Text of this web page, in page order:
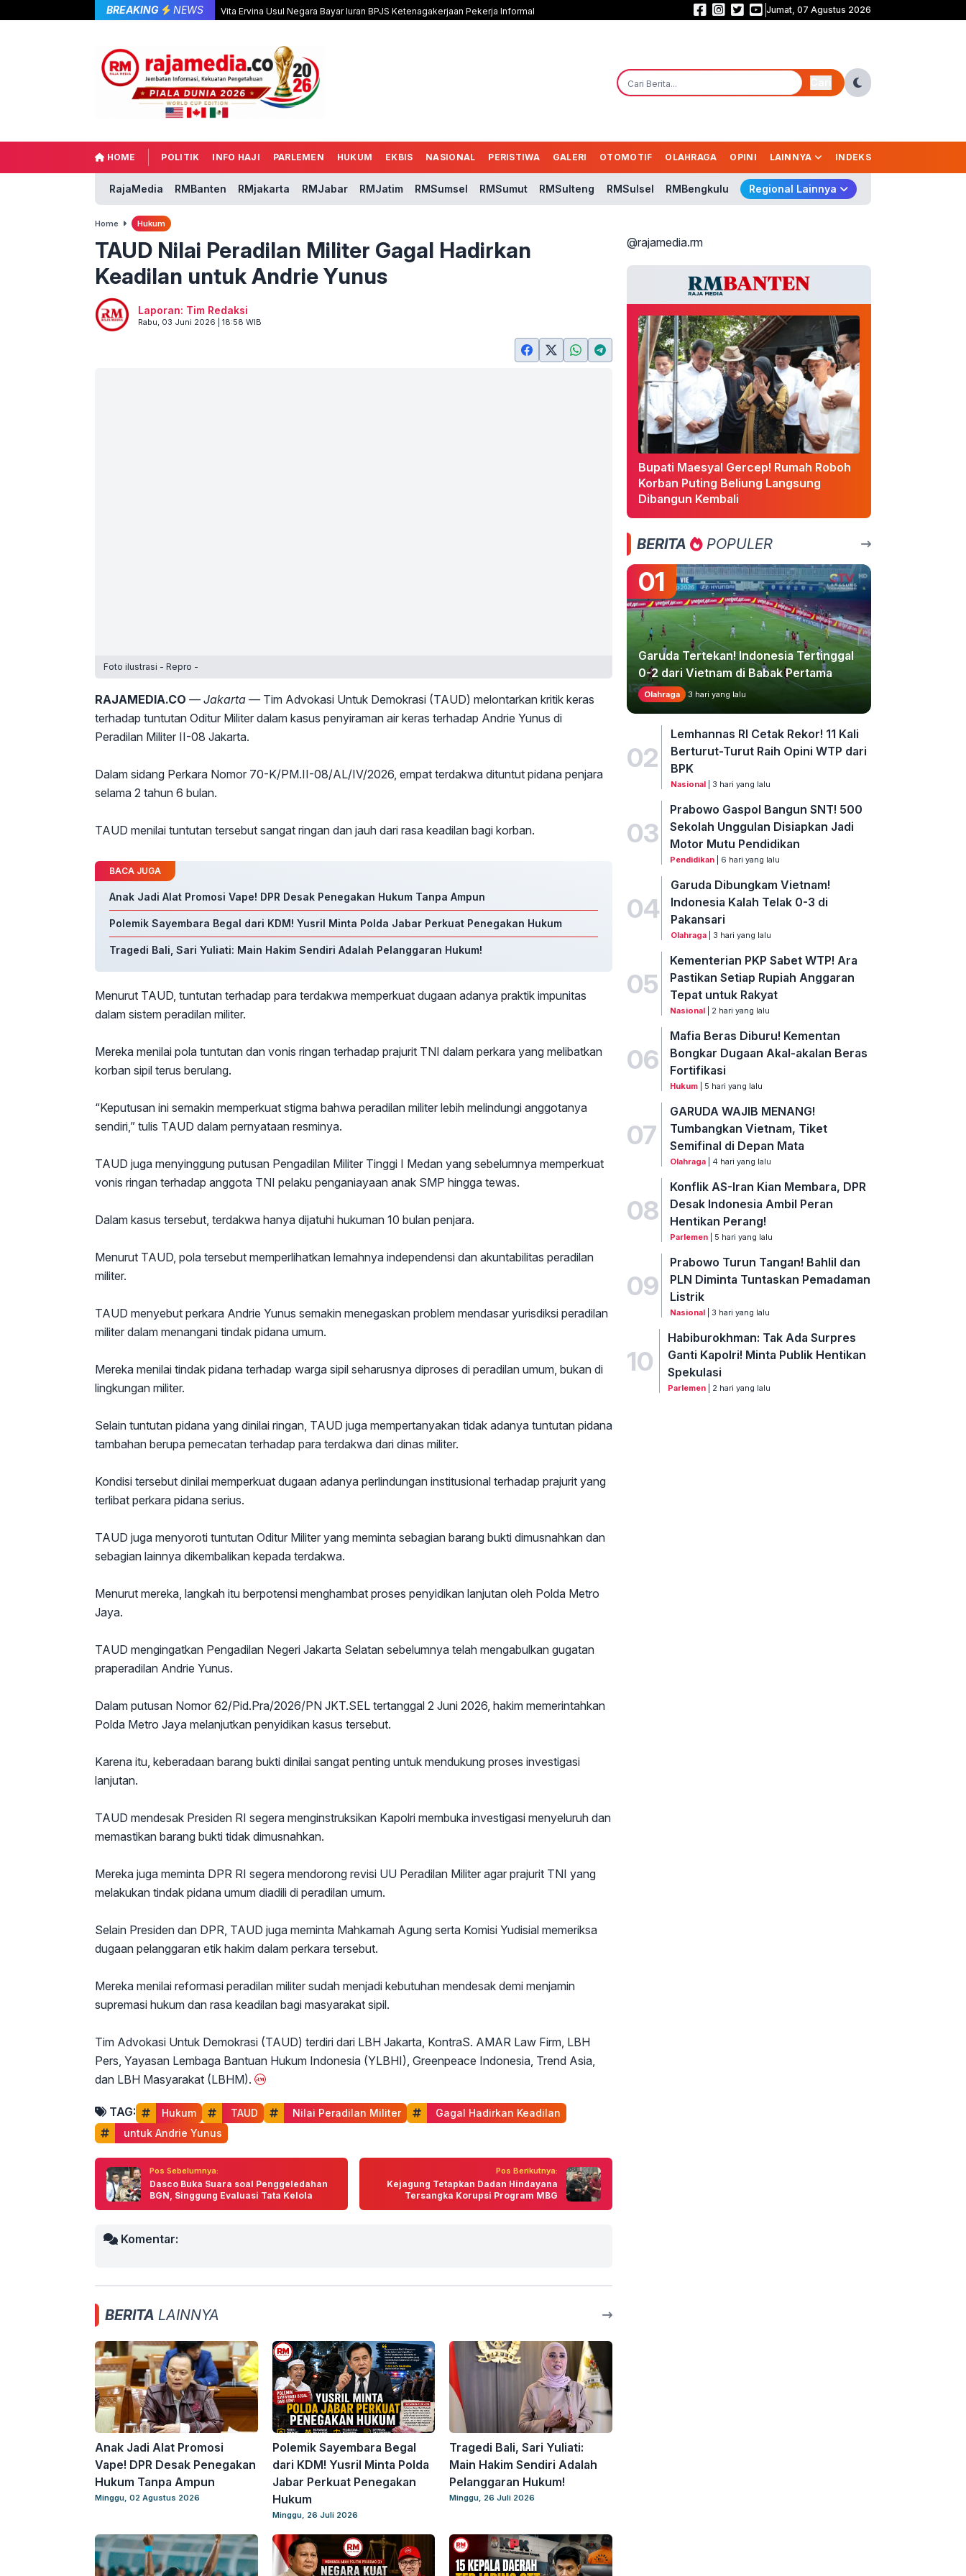
BREAKING NEWS Vita Ervina Usul Negara Bayar Iuran BPJS Ketenagakerjaan Pekerja Informal Ara Tinggalkan Legacy Besar Piala Presiden! Simbol Sportivitas,
Jumat, 07 Agustus 2026
HOME POLITIK INFO HAJI PARLEMEN HUKUM EKBIS NASIONAL PERISTIWA GALERI OTOMOTIF OLAHRAGA OPINI LAINNYA INDEKS
RajaMedia RMBanten RMjakarta RMJabar RMJatim RMSumsel RMSumut RMSulteng RMSulsel RMBengkulu Regional Lainnya
Home Hukum
TAUD Nilai Peradilan Militer Gagal Hadirkan
Keadilan untuk Andrie Yunus
Laporan: Tim Redaksi
Rabu, 03 Juni 2026 | 18:58 WIB
Foto ilustrasi - Repro -
RAJAMEDIA.CO — Jakarta — Tim Advokasi Untuk Demokrasi (TAUD) melontarkan kritik keras
terhadap tuntutan Oditur Militer dalam kasus penyiraman air keras terhadap Andrie Yunus di
Peradilan Militer II-08 Jakarta.
Dalam sidang Perkara Nomor 70-K/PM.II-08/AL/IV/2026, empat terdakwa dituntut pidana penjara
selama 2 tahun 6 bulan.
TAUD menilai tuntutan tersebut sangat ringan dan jauh dari rasa keadilan bagi korban.
BACA JUGA
Anak Jadi Alat Promosi Vape! DPR Desak Penegakan Hukum Tanpa Ampun
Polemik Sayembara Begal dari KDM! Yusril Minta Polda Jabar Perkuat Penegakan Hukum
Tragedi Bali, Sari Yuliati: Main Hakim Sendiri Adalah Pelanggaran Hukum!
Menurut TAUD, tuntutan terhadap para terdakwa memperkuat dugaan adanya praktik impunitas
dalam sistem peradilan militer.
Mereka menilai pola tuntutan dan vonis ringan terhadap prajurit TNI dalam perkara yang melibatkan
korban sipil terus berulang.
“Keputusan ini semakin memperkuat stigma bahwa peradilan militer lebih melindungi anggotanya
sendiri,” tulis TAUD dalam pernyataan resminya.
TAUD juga menyinggung putusan Pengadilan Militer Tinggi I Medan yang sebelumnya memperkuat
vonis ringan terhadap anggota TNI pelaku penganiayaan anak SMP hingga tewas.
Dalam kasus tersebut, terdakwa hanya dijatuhi hukuman 10 bulan penjara.
Menurut TAUD, pola tersebut memperlihatkan lemahnya independensi dan akuntabilitas peradilan
militer.
TAUD menyebut perkara Andrie Yunus semakin menegaskan problem mendasar yurisdiksi peradilan
militer dalam menangani tindak pidana umum.
Mereka menilai tindak pidana terhadap warga sipil seharusnya diproses di peradilan umum, bukan di
lingkungan militer.
Selain tuntutan pidana yang dinilai ringan, TAUD juga mempertanyakan tidak adanya tuntutan pidana
tambahan berupa pemecatan terhadap para terdakwa dari dinas militer.
Kondisi tersebut dinilai memperkuat dugaan adanya perlindungan institusional terhadap prajurit yang
terlibat perkara pidana serius.
TAUD juga menyoroti tuntutan Oditur Militer yang meminta sebagian barang bukti dimusnahkan dan
sebagian lainnya dikembalikan kepada terdakwa.
Menurut mereka, langkah itu berpotensi menghambat proses penyidikan lanjutan oleh Polda Metro
Jaya.
TAUD mengingatkan Pengadilan Negeri Jakarta Selatan sebelumnya telah mengabulkan gugatan
praperadilan Andrie Yunus.
Dalam putusan Nomor 62/Pid.Pra/2026/PN JKT.SEL tertanggal 2 Juni 2026, hakim memerintahkan
Polda Metro Jaya melanjutkan penyidikan kasus tersebut.
Karena itu, keberadaan barang bukti dinilai sangat penting untuk mendukung proses investigasi
lanjutan.
TAUD mendesak Presiden RI segera menginstruksikan Kapolri membuka investigasi menyeluruh dan
memastikan barang bukti tidak dimusnahkan.
Mereka juga meminta DPR RI segera mendorong revisi UU Peradilan Militer agar prajurit TNI yang
melakukan tindak pidana umum diadili di peradilan umum.
Selain Presiden dan DPR, TAUD juga meminta Mahkamah Agung serta Komisi Yudisial memeriksa
dugaan pelanggaran etik hakim dalam perkara tersebut.
Mereka menilai reformasi peradilan militer sudah menjadi kebutuhan mendesak demi menjamin
supremasi hukum dan rasa keadilan bagi masyarakat sipil.
Tim Advokasi Untuk Demokrasi (TAUD) terdiri dari LBH Jakarta, KontraS. AMAR Law Firm, LBH
Pers, Yayasan Lembaga Bantuan Hukum Indonesia (YLBHI), Greenpeace Indonesia, Trend Asia,
dan LBH Masyarakat (LBHM).
TAG: Hukum TAUD Nilai Peradilan Militer
Gagal Hadirkan Keadilan
untuk Andrie Yunus
Pos Sebelumnya:
Dasco Buka Suara soal Penggeledahan
BGN, Singgung Evaluasi Tata Kelola
Pos Berikutnya:
Kejagung Tetapkan Dadan Hindayana
Tersangka Korupsi Program MBG
Komentar:
BERITA LAINNYA
Anak Jadi Alat Promosi
Vape! DPR Desak Penegakan
Hukum Tanpa Ampun
Minggu, 02 Agustus 2026
Polemik Sayembara Begal
dari KDM! Yusril Minta Polda
Jabar Perkuat Penegakan
Hukum
Minggu, 26 Juli 2026
Tragedi Bali, Sari Yuliati:
Main Hakim Sendiri Adalah
Pelanggaran Hukum!
Minggu, 26 Juli 2026
@rajamedia.rm
Bupati Maesyal Gercep! Rumah Roboh
Korban Puting Beliung Langsung
Dibangun Kembali
BERITA POPULER
01
Garuda Tertekan! Indonesia Tertinggal
0-2 dari Vietnam di Babak Pertama
Olahraga 3 hari yang lalu
02
Lemhannas RI Cetak Rekor! 11 Kali
Berturut-Turut Raih Opini WTP dari
BPK
Nasional| 3 hari yang lalu
03
Prabowo Gaspol Bangun SNT! 500
Sekolah Unggulan Disiapkan Jadi
Motor Mutu Pendidikan
Pendidikan | 6 hari yang lalu
04
Garuda Dibungkam Vietnam!
Indonesia Kalah Telak 0-3 di
Pakansari
Olahraga| 3 hari yang lalu
05
Kementerian PKP Sabet WTP! Ara
Pastikan Setiap Rupiah Anggaran
Tepat untuk Rakyat
Nasional | 2 hari yang lalu
06
Mafia Beras Diburu! Kementan
Bongkar Dugaan Akal-akalan Beras
Fortifikasi
Hukum | 5 hari yang lalu
07
GARUDA WAJIB MENANG!
Tumbangkan Vietnam, Tiket
Semifinal di Depan Mata
Olahraga | 4 hari yang lalu
08
Konflik AS-Iran Kian Membara, DPR
Desak Indonesia Ambil Peran
Hentikan Perang!
Parlemen | 5 hari yang lalu
09
Prabowo Turun Tangan! Bahlil dan
PLN Diminta Tuntaskan Pemadaman
Listrik
Nasional | 3 hari yang lalu
10
Habiburokhman: Tak Ada Surpres
Ganti Kapolri! Minta Publik Hentikan
Spekulasi
Parlemen | 2 hari yang lalu